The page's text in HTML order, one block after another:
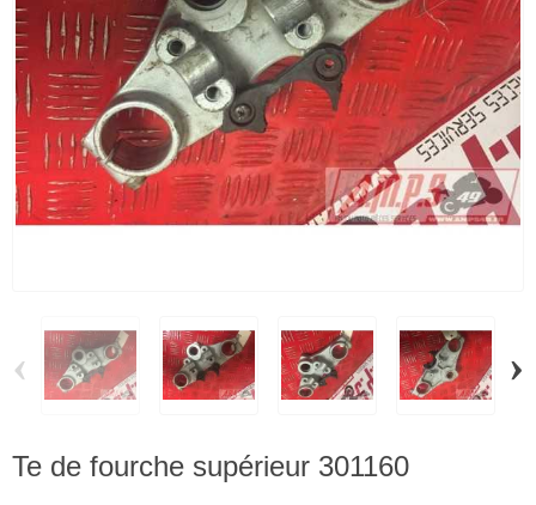
‹ ›
Te de fourche supérieur 301160